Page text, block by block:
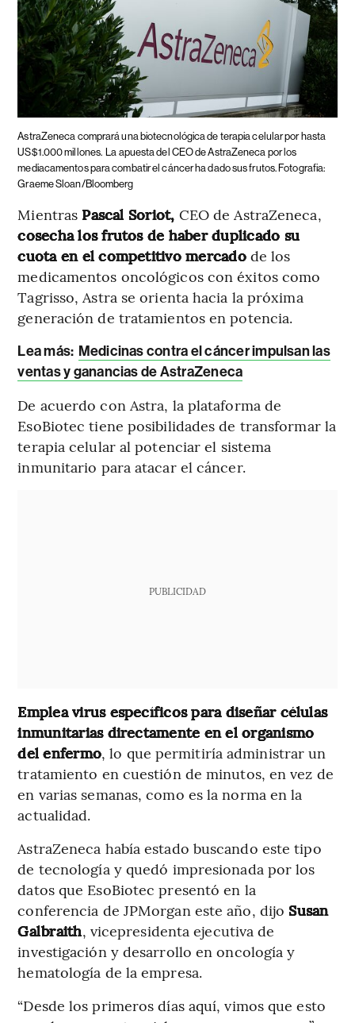
AstraZeneca comprará una biotecnológica de terapia celular por hasta
US$1.000 millones.
La apuesta del CEO de AstraZeneca por los
mediacamentos para combatir el cáncer ha dado sus frutos. Fotografia:
Graeme Sloan/Bloomberg
Mientras Pascal Soriot, CEO de AstraZeneca,
cosecha los frutos de haber duplicado su
cuota en el competitivo mercadode los
medicamentos oncológicos con éxitos como
Tagrisso, Astra se orienta hacia la próxima
generación de tratamientos en potencia.
Lea más: Medicinas contra el cáncer impulsan las
ventas y ganancias de AstraZeneca
De acuerdo con Astra, la plataforma de
EsoBiotec tiene posibilidades de transformar la
terapia celular al potenciar el sistema
inmunitario para atacar el cáncer.
PUBLICIDAD
Emplea virus específicos para diseñar células
inmunitarias directamente en el organismo
del enfermo, lo que permitiría administrar un
tratamiento en cuestión de minutos, en vez de
en varias semanas, como es la norma en la
actualidad.
AstraZeneca había estado buscando este tipo
de tecnología y quedó impresionada por los
datos que EsoBiotec presentó en la
conferencia de JPMorgan este año, dijo Susan
Galbraith, vicepresidenta ejecutiva de
investigación y desarrollo en oncología y
hematología de la empresa.
“Desde los primeros días aquí, vimos que esto